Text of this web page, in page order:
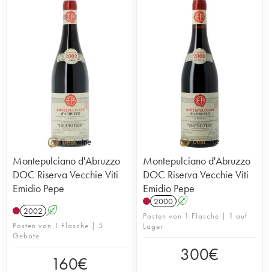
Montepulciano d'Abruzzo
DOC Riserva Vecchie Viti
Emidio Pepe
2002 A
Posten von 1 Flasche | 5
Gebote
160€
Montepulciano d'Abruzzo
DOC Riserva Vecchie Viti
Emidio Pepe
2000 A
Posten von 1 Flasche | 1 auf
Lager
300€